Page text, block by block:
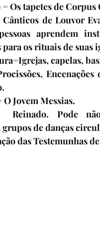
= Os tapetes de
de Louvor
aprendem
os rituais de suas
capelas,
Encenações
Jovem Messias.
Reinado. Pode
de danças
das Testemunhas de